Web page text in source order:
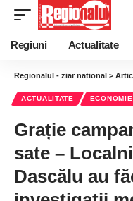
Regiuni Actualitate
Regionalul - ziar national >
ACTUALITATE ECONOMIE
Grație
sate –
Dascălu au